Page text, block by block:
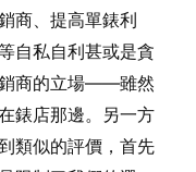
商、提高單錶利
自私自利甚或是貪
銷商的立場——雖然
錶店那邊。另一方
類似的評價，首先